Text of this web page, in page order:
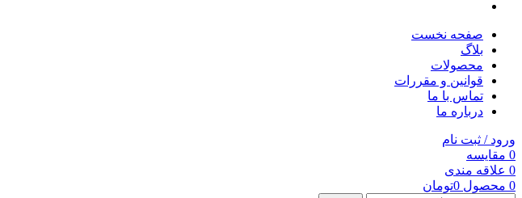
صفحه نخست
بلاگ
محصولات
قوانین و مقررات
تماس با ما
درباره ما
ورود / ثبت نام
0 مقایسه
0 علاقه مندی
0 محصول 0تومان